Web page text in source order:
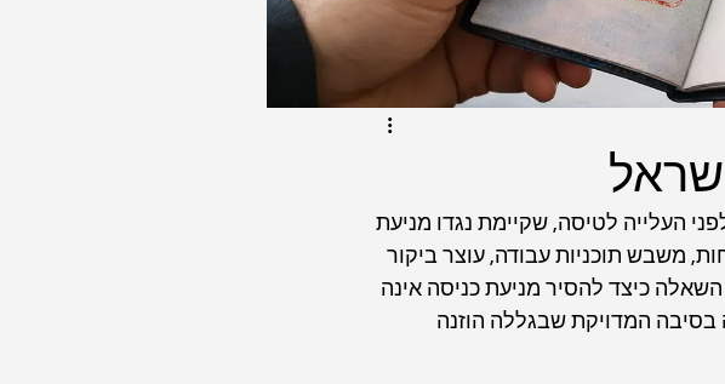
העלייה לטיסה, שקיימת נגדו מניעת
משבש תוכניות עבודה, עוצר ביקור
כיצד להסיר מניעת כניסה אינה
המדויקת שבגללה הוזנה